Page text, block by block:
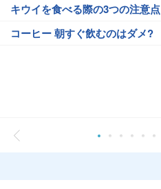
キウイを食べる際の3つの注意点
コーヒー 朝すぐ飲むのはダメ?